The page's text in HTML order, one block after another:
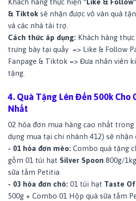
Khách hàng thực hiện "Like & Follow"
& Tiktok sẽ nhận được vô vàn quà
và các nhà tài trợ.
Cách thức áp dụng: Khách hàng
trưng bày tại quầy => Like & Follow
Fanpage & Tiktok => Đưa nhân viên
tặng.
4. Quà Tặng Lên Đến 500k Cho
Nhất
02 hóa đơn mua hàng cao nhất trong
dụng mua tại chi nhánh 412) sẽ nhận
- 01 hóa đơn mèo: Combo quà tặng
gồm 01 túi hạt Silver Spoon 800g/
sữa tắm Petitia
- 03 hóa đơn chó: 01 túi hạt Taste
500g + Combo 01 Hộp quà sữa tắm